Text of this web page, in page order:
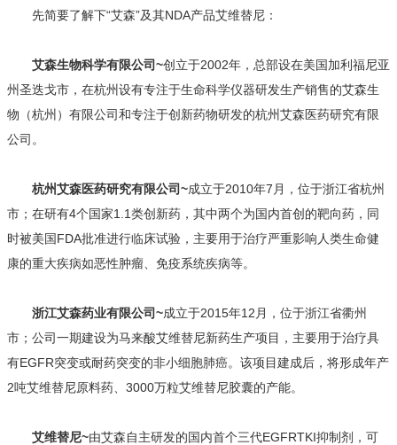
先简要了解下“艾森”及其NDA产品艾维替尼：
艾森生物科学有限公司~创立于2002年，总部设在美国加利福尼亚
州圣迭戈市，在杭州设有专注于生命科学仪器研发生产销售的艾森生
物（杭州）有限公司和专注于创新药物研发的杭州艾森医药研究有限
公司。
杭州艾森医药研究有限公司~成立于2010年7月，位于浙江省杭州
市；在研有4个国家1.1类创新药，其中两个为国内首创的靶向药，同
时被美国FDA批准进行临床试验，主要用于治疗严重影响人类生命健
康的重大疾病如恶性肿瘤、免疫系统疾病等。
浙江艾森药业有限公司~成立于2015年12月，位于浙江省衢州
市；公司一期建设为马来酸艾维替尼新药生产项目，主要用于治疗具
有EGFR突变或耐药突变的非小细胞肺癌。该项目建成后，将形成年产
2吨艾维替尼原料药、3000万粒艾维替尼胶囊的产能。
艾维替尼~由艾森自主研发的国内首个三代EGFRTKI抑制剂，可